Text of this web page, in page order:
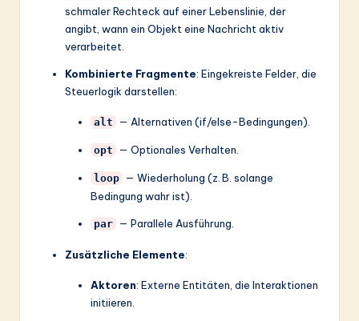
schmaler Rechteck auf einer Lebenslinie, der
angibt, wann ein Objekt eine Nachricht aktiv
verarbeitet.
Kombinierte Fragmente: Eingekreiste Felder, die
Steuerlogik darstellen:
alt — Alternativen (if/else-Bedingungen).
opt — Optionales Verhalten.
loop
— Wiederholung (z. B. solange
Bedingung wahr ist).
par — Parallele Ausführung.
Zusätzliche Elemente:
Aktoren: Externe Entitäten, die Interaktionen
initiieren.